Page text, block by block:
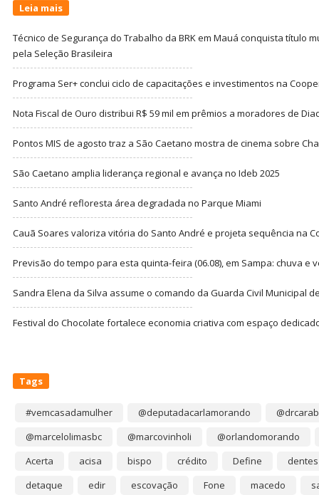
Leia mais
Técnico de Segurança do Trabalho da BRK em Mauá conquista título
pela Seleção Brasileira
Programa Ser+ conclui ciclo de capacitações e investimentos na
Nota Fiscal de Ouro distribui R$ 59 mil em prêmios a moradores de
Pontos MIS de agosto traz a São Caetano mostra de cinema sobre
São Caetano amplia liderança regional e avança no Ideb 2025
Santo André refloresta área degradada no Parque Miami
Cauã Soares valoriza vitória do Santo André e projeta sequência na
Previsão do tempo para esta quinta-feira (06.08), em Sampa: chuva e
Sandra Elena da Silva assume o comando da Guarda Civil Municipal
Festival do Chocolate fortalece economia criativa com espaço
Tags
#vemcasadamulher @deputadacarlamorando
@marcelolimasbc
@marcovinholi
@orlandomorando
Acerta
acisa bispo crédito Define
dentes
detaque
edir escovação Fone macedo